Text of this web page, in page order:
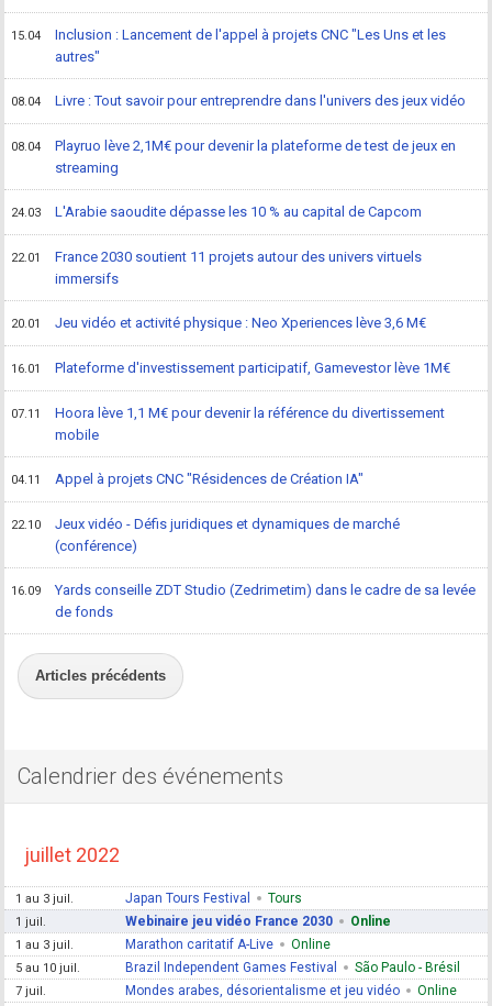
15.04
Inclusion : Lancement de l'appel à projets CNC "Les Uns et les
autres"
08.04 Livre : Tout savoir pour entreprendre dans l'univers des jeux vidéo
08.04
Playruo lève 2,1M€ pour devenir la plateforme de test de jeux en
streaming
24.03 L'Arabie saoudite dépasse les 10 % au capital de Capcom
22.01
France 2030 soutient 11 projets autour des univers virtuels
immersifs
20.01 Jeu vidéo et activité physique : Neo Xperiences lève 3,6 M€
16.01 Plateforme d'investissement participatif, Gamevestor lève 1M€
07.11
Hoora lève 1,1 M€ pour devenir la référence du divertissement
mobile
04.11 Appel à projets CNC "Résidences de Création IA"
22.10
Jeux vidéo - Défis juridiques et dynamiques de marché
(conférence)
16.09
Yards conseille ZDT Studio (Zedrimetim) dans le cadre de sa levée
de fonds
Articles précédents
Calendrier des événements
juillet 2022
1 au 3 juil. Japan Tours Festival Tours
1 juil. Webinaire jeu vidéo France 2030 Online
1 au 3 juil. Marathon caritatif A-Live Online
5 au 10 juil. Brazil Independent Games Festival São Paulo - Brésil
7 juil. Mondes arabes, désorientalisme et jeu vidéo
Online